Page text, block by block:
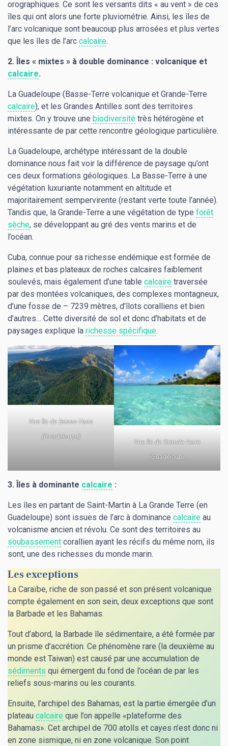
orographiques. Ce sont les versants dits « au vent » de ces
îles qui ont alors une forte pluviométrie. Ainsi, les îles de
l’arc volcanique sont beaucoup plus arrosées et plus vertes
que les îles de l’arc calcaire.
2. Îles « mixtes » à double dominance : volcanique et
calcaire.
La Guadeloupe (Basse-Terre volcanique et Grande-Terre
calcaire), et les Grandes Antilles sont des territoires
mixtes. On y trouve une biodiversité très hétérogène et
intéressante de par cette rencontre géologique particulière.
La Guadeloupe, archétype intéressant de la double
dominance nous fait voir la différence de paysage qu’ont
ces deux formations géologiques. La Basse-Terre à une
végétation luxuriante notamment en altitude et
majoritairement sempervirente (restant verte toute l’année).
Tandis que, la Grande-Terre a une végétation de type forêt
sèche, se développant au gré des vents marins et de
l’océan.
Cuba, connue pour sa richesse endémique est formée de
plaines et bas plateaux de roches calcaires faiblement
soulevés, mais également d’une table calcaire traversée
par des montées volcaniques, des complexes montagneux,
d’une fosse de – 7239 mètres, d’îlots coralliens et bien
d’autres… Cette diversité de sol et donc d’habitats et de
paysages explique la richesse spécifique.
Vue île de Basse-Terre
(Guadeloupe)
Vue île de Grande-Terre
(Guadeloupe
3. Îles à dominante calcaire :
Les îles en partant de Saint-Martin à La Grande Terre (en
Guadeloupe) sont issues de l’arc à dominance calcaire au
volcanisme ancien et révolu. Ce sont des territoires au
soubassement corallien ayant les récifs du même nom, ils
sont, une des richesses du monde marin.
Les exceptions
La Caraïbe, riche de son passé et son présent volcanique
compte également en son sein, deux exceptions que sont
la Barbade et les Bahamas.
Tout d’abord, la Barbade île sédimentaire, a été formée par
un prisme d’accrétion. Ce phénomène rare (la deuxième au
monde est Taiwan) est causé par une accumulation de
sédiments qui émergent du fond de l’océan de par les
reliefs sous-marins ou les courants.
Ensuite, l’archipel des Bahamas, est la partie émergée d’un
plateau calcaire que l’on appelle «plateforme des
Bahamas». Cet archipel de 700 atolls et cayes n’est donc ni
en zone sismique, ni en zone volcanique. Son point